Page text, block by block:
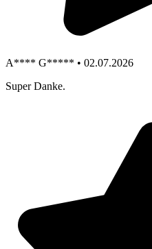
A**** G***** • 02.07.2026
Super Danke.